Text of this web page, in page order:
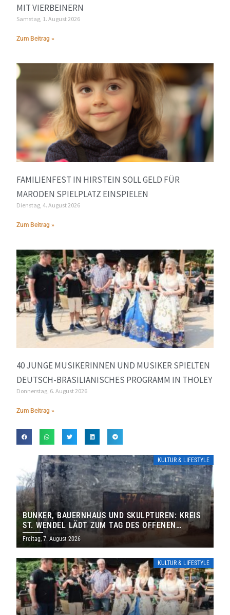
MIT VIERBEINERN
Samstag, 1. August 2026
Zum Beitrag »
FAMILIENFEST IN HIRSTEIN SOLL GELD FÜR
MARODEN SPIELPLATZ EINSPIELEN
Dienstag, 4. August 2026
Zum Beitrag »
40 JUNGE MUSIKERINNEN UND MUSIKER SPIELTEN
DEUTSCH-BRASILIANISCHES PROGRAMM IN THOLEY
Donnerstag, 6. August 2026
Zum Beitrag »
KULTUR & LIFESTYLE
BUNKER, BAUERNHAUS UND SKULPTUREN: KREIS
ST. WENDEL LÄDT ZUM TAG DES OFFENEN
DENKMALS EIN
Freitag, 7. August 2026
KULTUR & LIFESTYLE